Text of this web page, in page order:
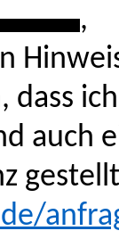
,
dass
auch